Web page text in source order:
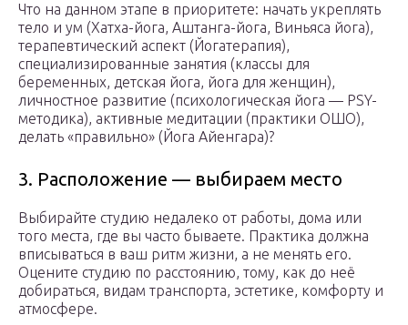
Что на данном этапе в приоритете: начать укреплять
тело и ум (Хатха-йога, Аштанга-йога, Виньяса йога),
терапевтический аспект (Йогатерапия),
специализированные занятия (классы для
беременных, детская йога, йога для женщин),
личностное развитие (психологическая йога — PSY-
методика), активные медитации (практики ОШО),
делать «правильно» (Йога Айенгара)?
3. Расположение — выбираем место
Выбирайте студию недалеко от работы, дома или
того места, где вы часто бываете. Практика должна
вписываться в ваш ритм жизни, а не менять его.
Оцените студию по расстоянию, тому, как до неё
добираться, видам транспорта, эстетике, комфорту и
атмосфере.